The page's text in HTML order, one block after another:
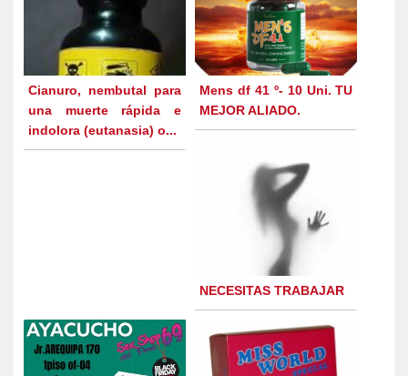
Cianuro, nembutal para
una muerte rápida e
indolora (eutanasia) o...
Mens df 41 º- 10 Uni. TU
MEJOR ALIADO.
NECESITAS TRABAJAR